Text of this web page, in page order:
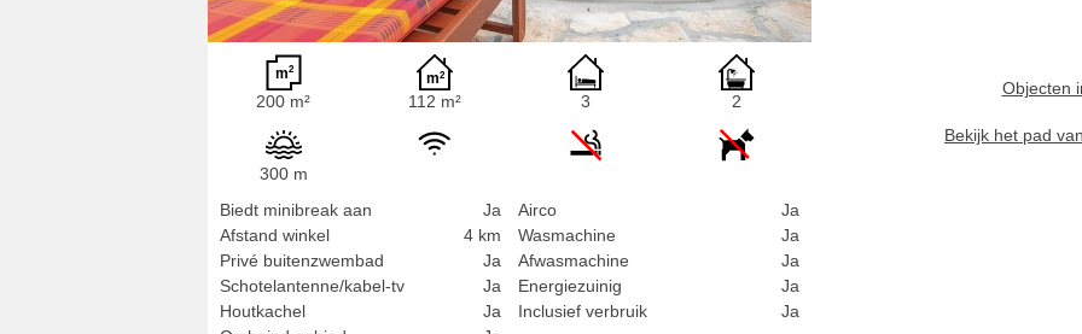
200 m² 112 m² 3 2
300 m
Biedt minibreak aan
Ja
Afstand winkel
4 km
Privé buitenzwembad
Ja
Schotelantenne/kabel-tv
Ja
Houtkachel
Ja
Airco
Ja
Wasmachine
Ja
Afwasmachine
Ja
Energiezuinig
Ja
Inclusief verbruik
Ja
Objecten
Bekijk het pad